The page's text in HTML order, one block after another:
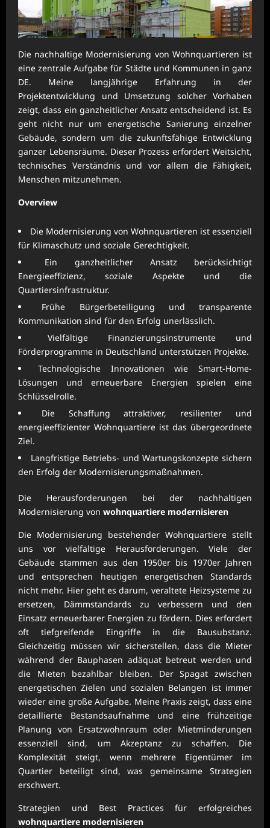
Die nachhaltige Modernisierung von Wohnquartieren ist
eine zentrale Aufgabe für Städte und Kommunen in ganz
DE. Meine langjährige Erfahrung in der
Projektentwicklung und Umsetzung solcher Vorhaben
zeigt, dass ein ganzheitlicher Ansatz entscheidend ist. Es
geht nicht nur um energetische Sanierung einzelner
Gebäude, sondern um die zukunftsfähige Entwicklung
ganzer Lebensräume. Dieser Prozess erfordert Weitsicht,
technisches Verständnis und vor allem die Fähigkeit,
Menschen mitzunehmen.
Overview
Die Modernisierung von Wohnquartieren ist essenziell
für Klimaschutz und soziale Gerechtigkeit.
Ein ganzheitlicher Ansatz berücksichtigt
Energieeffizienz, soziale Aspekte und die
Quartiersinfrastruktur.
Frühe Bürgerbeteiligung und transparente
Kommunikation sind für den Erfolg unerlässlich.
Vielfältige Finanzierungsinstrumente und
Förderprogramme in Deutschland unterstützen Projekte.
Technologische Innovationen wie Smart-Home-
Lösungen und erneuerbare Energien spielen eine
Schlüsselrolle.
Die Schaffung attraktiver, resilienter und
energieeffizienter Wohnquartiere ist das übergeordnete
Ziel.
Langfristige Betriebs- und Wartungskonzepte sichern
den Erfolg der Modernisierungsmaßnahmen.
Die Herausforderungen bei der nachhaltigen
Modernisierung von wohnquartiere modernisieren
Die Modernisierung bestehender Wohnquartiere stellt
uns vor vielfältige Herausforderungen. Viele der
Gebäude stammen aus den 1950er bis 1970er Jahren
und entsprechen heutigen energetischen Standards
nicht mehr. Hier geht es darum, veraltete Heizsysteme zu
ersetzen, Dämmstandards zu verbessern und den
Einsatz erneuerbarer Energien zu fördern. Dies erfordert
oft tiefgreifende Eingriffe in die Bausubstanz.
Gleichzeitig müssen wir sicherstellen, dass die Mieter
während der Bauphasen adäquat betreut werden und
die Mieten bezahlbar bleiben. Der Spagat zwischen
energetischen Zielen und sozialen Belangen ist immer
wieder eine große Aufgabe. Meine Praxis zeigt, dass eine
detaillierte Bestandsaufnahme und eine frühzeitige
Planung von Ersatzwohnraum oder Mietminderungen
essenziell sind, um Akzeptanz zu schaffen. Die
Komplexität steigt, wenn mehrere Eigentümer im
Quartier beteiligt sind, was gemeinsame Strategien
erschwert.
Strategien und Best Practices für erfolgreiches
wohnquartiere modernisieren